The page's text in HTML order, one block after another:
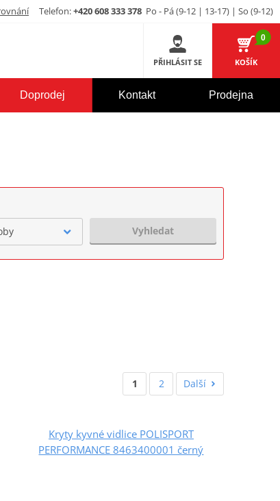
Telefon:+420 608 333 378 Po - Pá (9-12 | 13-17) | So (9-12)
PŘIHLÁSIT SE
0
KOŠÍK
Doprodej Kontakt Prodejna
Vyhledat
1 2 Další
Kryty kyvné vidlice POLISPORT
PERFORMANCE 8463400001 černý